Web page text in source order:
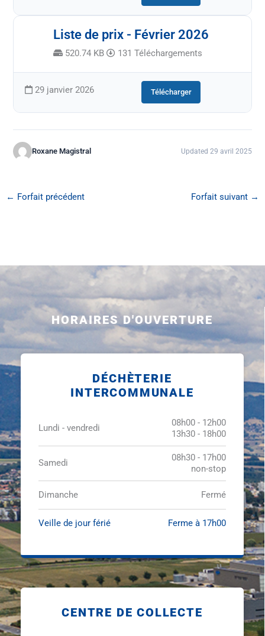
Liste de prix - Février 2026
520.74 KB 131 Téléchargements
29 janvier 2026 Télécharger
Roxane Magistral Updated 29 avril 2025
← Forfait précédent Forfait suivant →
HORAIRES D'OUVERTURE
DÉCHÈTERIE
INTERCOMMUNALE
Lundi - vendredi
08h00 - 12h00
13h30 - 18h00
Samedi
08h30 - 17h00
non-stop
Dimanche Fermé
Veille de jour férié Ferme à 17h00
CENTRE DE COLLECTE